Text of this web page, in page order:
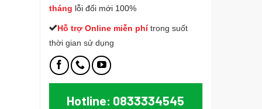
tháng lỗi đổi mới 100%
Hỗ trợ Online miễn phí trong suốt
thời gian sử dụng
Hotline: 0833334545